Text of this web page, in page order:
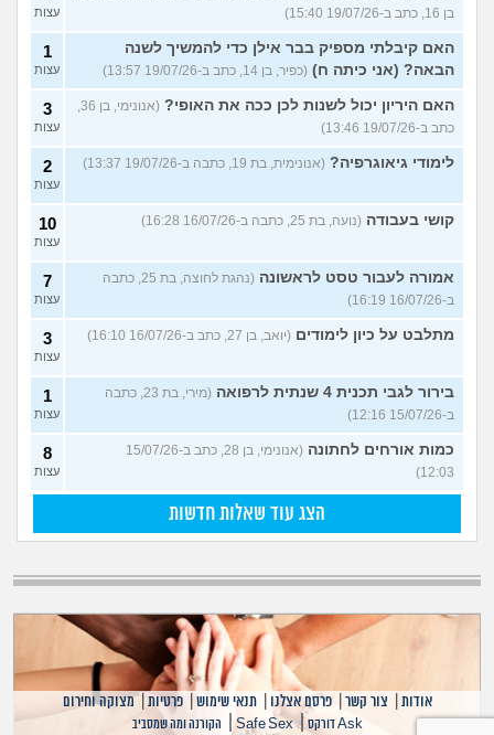
בן 16, כתב ב-19/07/26 15:40)
עצות
האם קיבלתי מספיק בבר אילן כדי להמשיך לשנה
הבאה? (אני כיתה ח) (כפיר, בן 14, כתב ב-19/07/26 13:57)
1
עצות
האם היריון יכול לשנות לכן ככה את האופי?
כתב ב-19/07/26 13:46)
3
עצות
לימודי גיאוגרפיה? (אנונימית, בת 19, כתבה ב-19/07/26 13:37) 2
עצות
קושי בעבודה (נועה, בת 25, כתבה ב-16/07/26 16:28) 10
עצות
אמורה לעבור טסט לראשונה
(נהגת לחוצה, בת 25, כתבה
ב-16/07/26 16:19)
7
עצות
מתלבט על כיון לימודים (יואב, בן 27, כתב ב-16/07/26 16:10) 3
עצות
בירור לגבי תכנית 4 שנתית לרפואה
(מירי, בת 23, כתבה
ב-15/07/26 12:16)
1
עצות
כמות אורחים לחתונה
(אנונימי, בן 28, כתב ב-15/07/26
12:03)
8
עצות
הצג עוד שאלות חדשות
אודות צור קשר |פרסם אצלנו |תנאי שימוש |פרטיות |מצוקה וחירום
Ask דורקס |
Safe Sex
| הקורנה ומה שמסביב